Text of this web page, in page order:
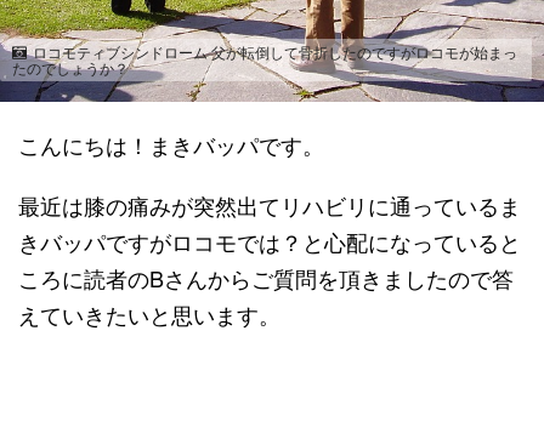
ロコモティブシンドローム 父が転倒して骨折したのですがロコモが始まっ
たのでしょうか？
こんにちは！まきバッパです。
最近は膝の痛みが突然出てリハビリに通っているま
きバッパですがロコモでは？と心配になっていると
ころに読者のBさんからご質問を頂きましたので答
えていきたいと思います。